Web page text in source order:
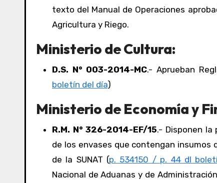
texto del Manual de Operaciones
Agricultura y Riego.
Ministerio de Cultura:
D.S. N° 003-2014-MC.- Aprueban
boletín del día)
Ministerio de Economía y
R.M. N° 326-2014-EF/15.- Disponen la
de los envases que contengan insumos
de la SUNAT (p. 534150 / p. 44 dl
Nacional de Aduanas y de